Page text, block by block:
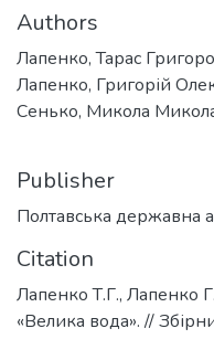
Authors
Лапенко, Тарас
Лапенко, Григорій
Сенько, Микола
Publisher
Полтавська державна
Citation
Лапенко Т.Г.,
«Велика вода». //